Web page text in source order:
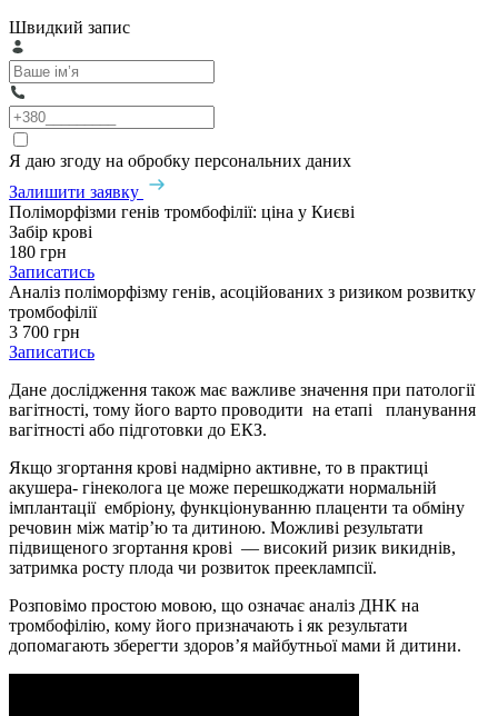
Швидкий запис
Я даю згоду на обробку персональних даних
Залишити заявку
Поліморфізми генів тромбофілії: ціна у Києві
Забір крові
180 грн
Записатись
Аналіз поліморфізму генів, асоційованих з ризиком розвитку
тромбофілії
3 700 грн
Записатись
Дане дослідження також має важливе значення при патології
вагітності, тому його варто проводити на етапі планування
вагітності або підготовки до ЕКЗ.
Якщо згортання крові надмірно активне, то в практиці
акушера- гінеколога це може перешкоджати нормальній
імплантації ембріону, функціонуванню плаценти та обміну
речовин між матір’ю та дитиною. Можливі результати
підвищеного згортання крові — високий ризик викиднів,
затримка росту плода чи розвиток прееклампсії.
Розповімо простою мовою, що означає аналіз ДНК на
тромбофілію, кому його призначають і як результати
допомагають зберегти здоров’я майбутньої мами й дитини.